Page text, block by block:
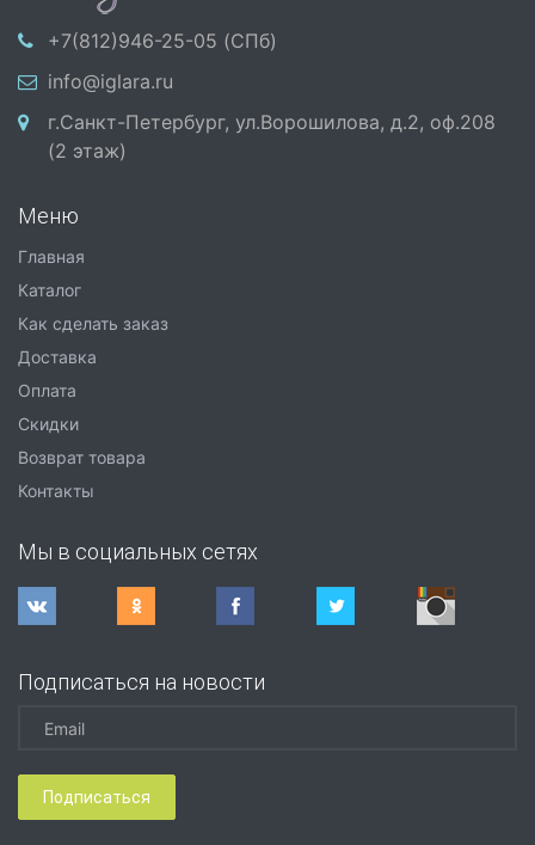
+7(812)946-25-05 (СПб)
info@iglara.ru
г.Санкт-Петербург, ул.Ворошилова, д.2, оф.208
(2 этаж)
Меню
Главная
Каталог
Как сделать заказ
Доставка
Оплата
Скидки
Возврат товара
Контакты
Мы в социальных сетях
Подписаться на новости
Подписаться